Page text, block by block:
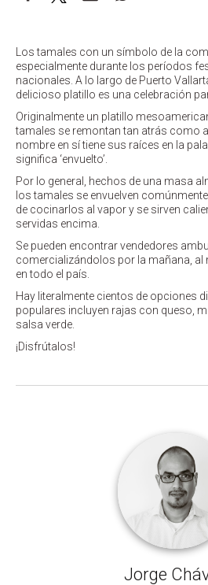
Los tamales con un símbolo de la
especialmente durante los períodos
nacionales. A lo largo de Puerto
delicioso platillo es una celebración
Originalmente un platillo
tamales se remontan tan atrás como
nombre en sí tiene sus raíces en la
significa ‘envuelto’.
Por lo general, hechos de una masa
los tamales se envuelven
de cocinarlos al vapor y se sirven
servidas encima.
Se pueden encontrar vendedores
comercializándolos por la mañana, al
en todo el país.
Hay literalmente cientos de opciones
populares incluyen rajas con queso,
salsa verde.
¡Disfrútalos!
Jorge